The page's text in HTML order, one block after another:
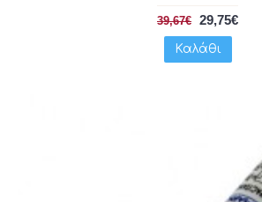
39,67€ 29,75€
Καλάθι